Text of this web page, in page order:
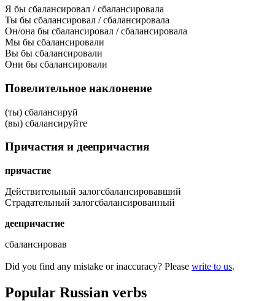
Я бы сбалансировал / сбалансировала
Ты бы сбалансировал / сбалансировала
Он/она бы сбалансировал / сбалансировала
Мы бы сбалансировали
Вы бы сбалансировали
Они бы сбалансировали
Повелительное наклонение
(ты) сбалансируй
(вы) сбалансируйте
Причастия и деепричастия
причастие
Действительный залогсбалансировавший
Страдательный залогсбалансированный
деепричастие
сбалансировав
Did you find any mistake or inaccuracy? Please write to us.
Popular Russian verbs